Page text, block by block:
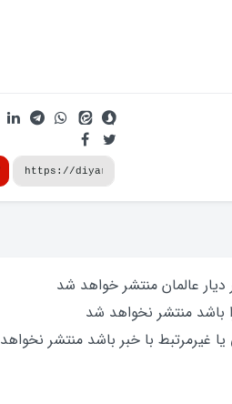
عالمان منتشر خواهد‌ شد
باشد منتشر نخواهد‌ شد
غیرمرتبط با خبر باشد منتشر نخواهد‌